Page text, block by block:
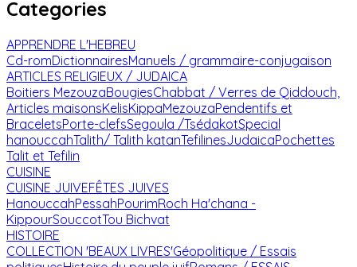
Categories
APPRENDRE L'HEBREU
Cd-romDictionnairesManuels / grammaire-conjugaison
ARTICLES RELIGIEUX / JUDAICA
Boitiers MezouzaBougiesChabbat / Verres de Qiddouch,
Articles maisonsKelisKippaMezouzaPendentifs et
BraceletsPorte-clefsSegoula /TsédakotSpecial
hanouccahTalith/ Talith katanTefilinesJudaicaPochettes
Talit et Tefilin
CUISINE
CUISINE JUIVEFÊTES JUIVES
HanouccahPessahPourimRoch Ha'chana -
KippourSouccotTou Bichvat
HISTOIRE
COLLECTION 'BEAUX LIVRES'Géopolitique / Essais